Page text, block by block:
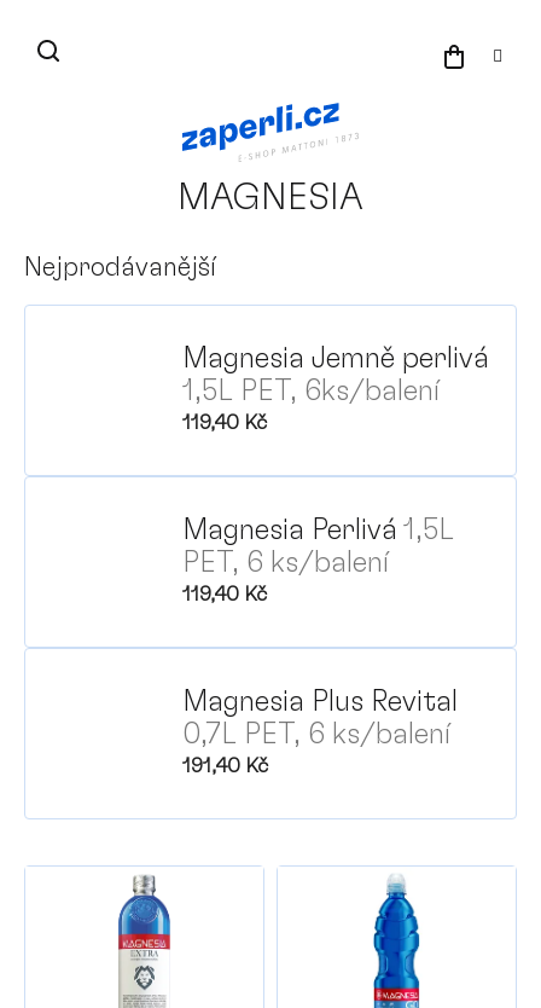
obsah
MAGNESIA
Nejprodávanější
Magnesia Jemně perlivá
1,5L PET, 6ks/balení
119,40 Kč
Magnesia Perlivá 1,5L
PET, 6 ks/balení
119,40 Kč
Magnesia Plus Revital
0,7L PET, 6 ks/balení
191,40 Kč
V